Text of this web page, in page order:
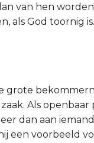
van hen
als God toornig is.
grote
Als openbaar
dan aan
een voorbeeld